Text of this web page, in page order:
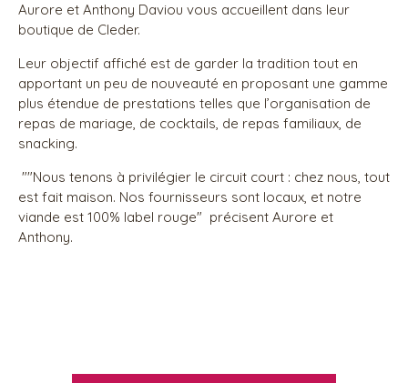
Aurore et Anthony Daviou vous accueillent dans leur
boutique de Cleder.
Leur objectif affiché est de garder la tradition tout en
apportant un peu de nouveauté en proposant une gamme
plus étendue de prestations telles que l’organisation de
repas de mariage, de cocktails, de repas familiaux, de
snacking.
""Nous tenons à privilégier le circuit court : chez nous, tout
est fait maison. Nos fournisseurs sont locaux, et notre
viande est 100% label rouge" précisent Aurore et
Anthony.